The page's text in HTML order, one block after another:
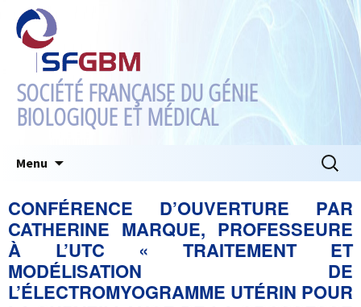
SOCIÉTÉ FRANÇAISE DU GÉNIE
BIOLOGIQUE ET MÉDICAL
Menu
CONFÉRENCE D’OUVERTURE PAR
CATHERINE MARQUE, PROFESSEURE
À L’UTC « TRAITEMENT ET
MODÉLISATION DE
L’ÉLECTROMYOGRAMME UTÉRIN POUR